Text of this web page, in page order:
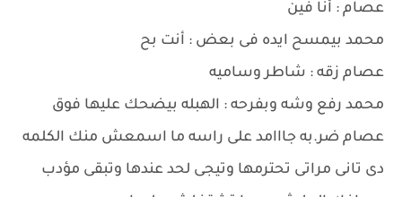
عصام : أنا فين
محمد بيمسح ايده فى بعض : أنت بح
عصام زقه : شاطر وساميه
محمد رفع وشه وبفرحه : الهبله بيضحك عليها فوق
عصام ضر.به جااامد على راسه ما اسمعش منك الكلمه
دى تانى مراتى تحترمها وتيجى لحد عندها وتبقى مؤدب